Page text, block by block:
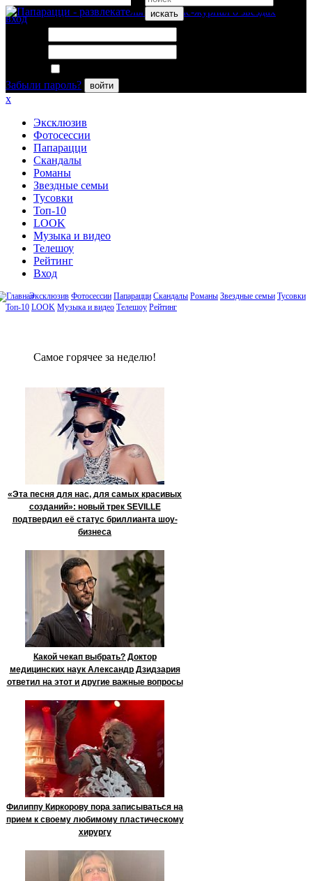
искать
вход
Забыли пароль?
войти
x
Эксклюзив
Фотосессии
Папарацци
Скандалы
Романы
Звездные семьи
Тусовки
Топ-10
LOOK
Музыка и видео
Телешоу
Рейтинг
Вход
Эксклюзив Фотосессии Папарацци Скандалы Романы Звездные семьи Тусовки
Топ-10 LOOK Музыка и видео Телешоу Рейтинг
Сaмое гoрячее за неделю!
«Эта песня для нас, для самых красивых
созданий»: новый трек SEVILLE
подтвердил её статус бриллианта шоу-
бизнеса
Какой чекап выбрать? Доктор
медицинских наук Александр Дзидзария
ответил на этот и другие важные вопросы
Филиппу Киркорову пора записываться на
прием к своему любимому пластическому
хирургу